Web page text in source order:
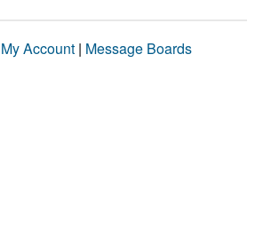
My Account | Message Boards